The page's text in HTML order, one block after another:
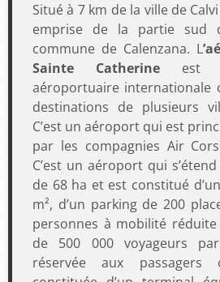
Situé à 7 km de la ville de
emprise de la partie sud
commune de Calenzana. L
Sainte Catherine est
aéroportuaire internationale
destinations de plusieurs
C’est un aéroport qui est
par les compagnies Air
C’est un aéroport qui
de 68 ha et est constitué
m², d’un parking de 200
personnes à mobilité
de 500 000 voyageurs
réservée aux passagers